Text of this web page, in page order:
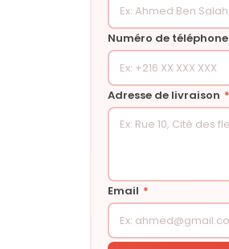
Numéro de téléphone
Adresse de livraison *
Email *